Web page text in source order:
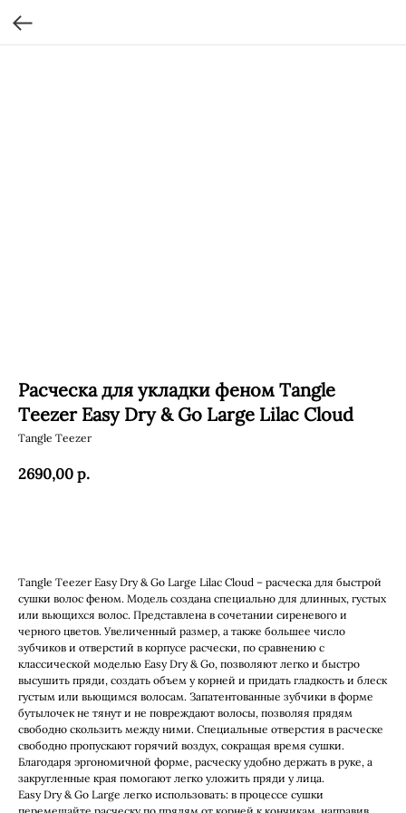
Расческа для укладки феном Tangle
Teezer Easy Dry & Go Large Lilac Cloud
Tangle Teezer
2690,00 р.
Tangle Teezer Easy Dry & Go Large Lilac Cloud – расческа для быстрой
сушки волос феном. Модель создана специально для длинных, густых
или вьющихся волос. Представлена в сочетании сиреневого и
черного цветов. Увеличенный размер, а также большее число
зубчиков и отверстий в корпусе расчески, по сравнению с
классической моделью Easy Dry & Go, позволяют легко и быстро
высушить пряди, создать объем у корней и придать гладкость и блеск
густым или вьющимся волосам. Запатентованные зубчики в форме
бутылочек не тянут и не повреждают волосы, позволяя прядям
свободно скользить между ними. Специальные отверстия в расческе
свободно пропускают горячий воздух, сокращая время сушки.
Благодаря эргономичной форме, расческу удобно держать в руке, а
закругленные края помогают легко уложить пряди у лица.
Easy Dry & Go Large легко использовать: в процессе сушки
перемещайте расческу по прядям от корней к кончикам, направив